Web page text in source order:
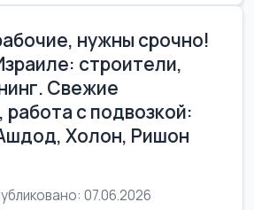
нужны срочно!
строители,
Свежие
работа с подвозкой:
Холон, Ришон
07.06.2026